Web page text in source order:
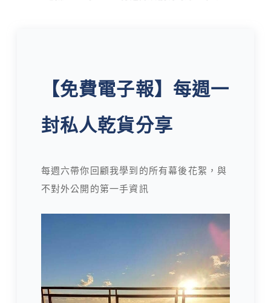
【免費電子報】每週一
封私人乾貨分享
每週六帶你回顧我學到的所有幕後花絮，與
不對外公開的第一手資訊